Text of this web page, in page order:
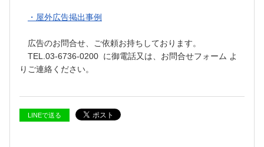
・屋外広告掲出事例
広告のお問合せ、ご依頼お持ちしております。
TEL.03-6736-0200 に御電話又は、お問合せフォーム よ
りご連絡ください。
LINEで送る